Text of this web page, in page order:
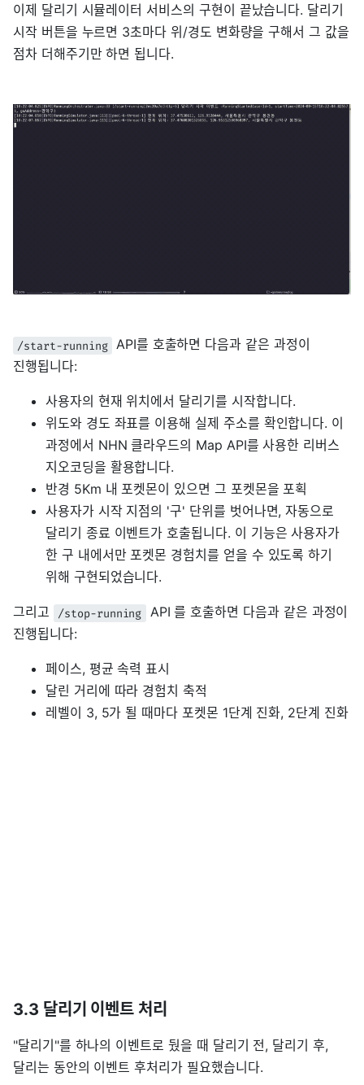
이제 달리기 시뮬레이터 서비스의 구현이 끝났습니다. 달리기
시작 버튼을 누르면 3초마다 위/경도 변화량을 구해서 그 값을
점차 더해주기만 하면 됩니다.
/start-running
API를 호출하면 다음과 같은 과정이
진행됩니다:
사용자의 현재 위치에서 달리기를 시작합니다.
위도와 경도 좌표를 이용해 실제 주소를 확인합니다. 이
과정에서 NHN 클라우드의 Map API를 사용한 리버스
지오코딩을 활용합니다.
반경 5Km 내 포켓몬이 있으면 그 포켓몬을 포획
사용자가 시작 지점의 '구' 단위를 벗어나면, 자동으로
달리기 종료 이벤트가 호출됩니다. 이 기능은 사용자가
한 구 내에서만 포켓몬 경험치를 얻을 수 있도록 하기
위해 구현되었습니다.
그리고 /stop-running
API 를 호출하면 다음과 같은 과정이
진행됩니다:
페이스, 평균 속력 표시
달린 거리에 따라 경험치 축적
레벨이 3, 5가 될 때마다 포켓몬 1단계 진화, 2단계 진화
3.3 달리기 이벤트 처리
"달리기"를 하나의 이벤트로 뒀을 때 달리기 전, 달리기 후,
달리는 동안의 이벤트 후처리가 필요했습니다.